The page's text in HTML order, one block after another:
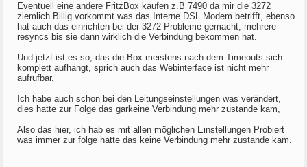
Eventuell eine andere FritzBox kaufen z.B 7490 da mir die 3272
ziemlich Billig vorkommt was das Interne DSL Modem betrifft, ebenso
hat auch das einrichten bei der 3272 Probleme gemacht, mehrere
resyncs bis sie dann wirklich die Verbindung bekommen hat.
Und jetzt ist es so, das die Box meistens nach dem Timeouts sich
komplett aufhängt, sprich auch das Webinterface ist nicht mehr
aufrufbar.
Ich habe auch schon bei den Leitungseinstellungen was verändert,
dies hatte zur Folge das garkeine Verbindung mehr zustande kam,
Also das hier, ich hab es mit allen möglichen Einstellungen Probiert
was immer zur folge hatte das keine Verbindung mehr zustande kam.